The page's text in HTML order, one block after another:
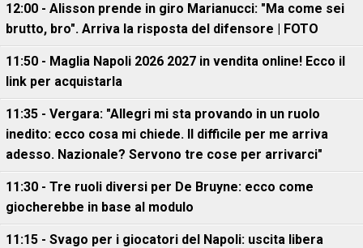
12:00 - Alisson prende in giro Marianucci: "Ma come sei
brutto, bro". Arriva la risposta del difensore | FOTO
11:50 - Maglia Napoli 2026 2027 in vendita online! Ecco il
link per acquistarla
11:35 - Vergara: "Allegri mi sta provando in un ruolo
inedito: ecco cosa mi chiede. Il difficile per me arriva
adesso. Nazionale? Servono tre cose per arrivarci"
11:30 - Tre ruoli diversi per De Bruyne: ecco come
giocherebbe in base al modulo
11:15 - Svago per i giocatori del Napoli: uscita libera